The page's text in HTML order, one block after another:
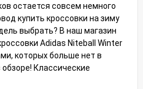
остается совсем немного
купить кроссовки на зиму
выбрать? В наш магазин
Adidas Niteball Winter
которых больше нет в
Классические